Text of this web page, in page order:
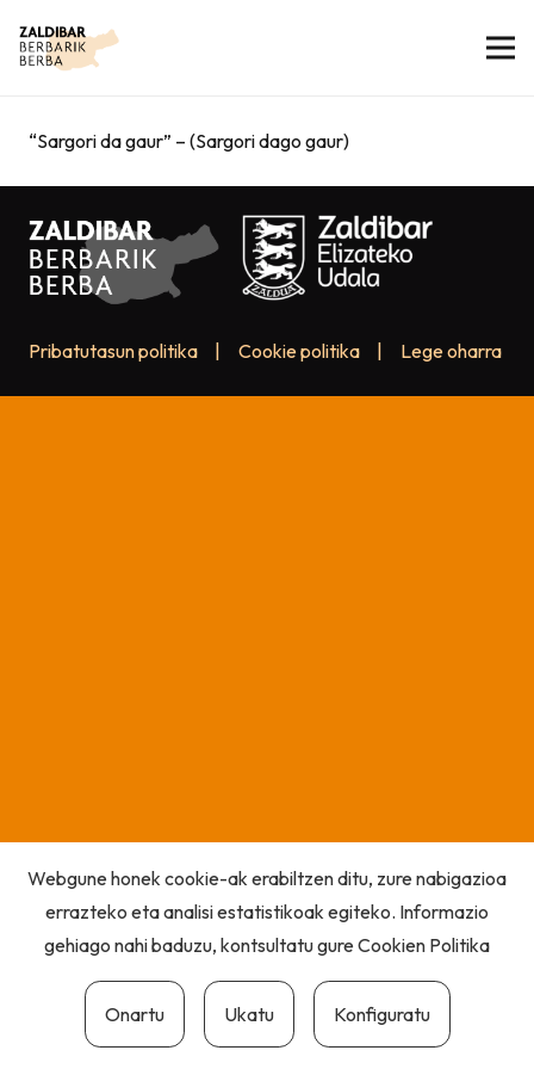
“Sargori da gaur” – (Sargori dago gaur)
Pribatutasun politika Cookie politika Lege oharra
Webgune honek cookie-ak erabiltzen ditu, zure nabigazioa
errazteko eta analisi estatistikoak egiteko. Informazio
gehiago nahi baduzu, kontsultatu gureCookien Politika
Onartu Ukatu Konfiguratu